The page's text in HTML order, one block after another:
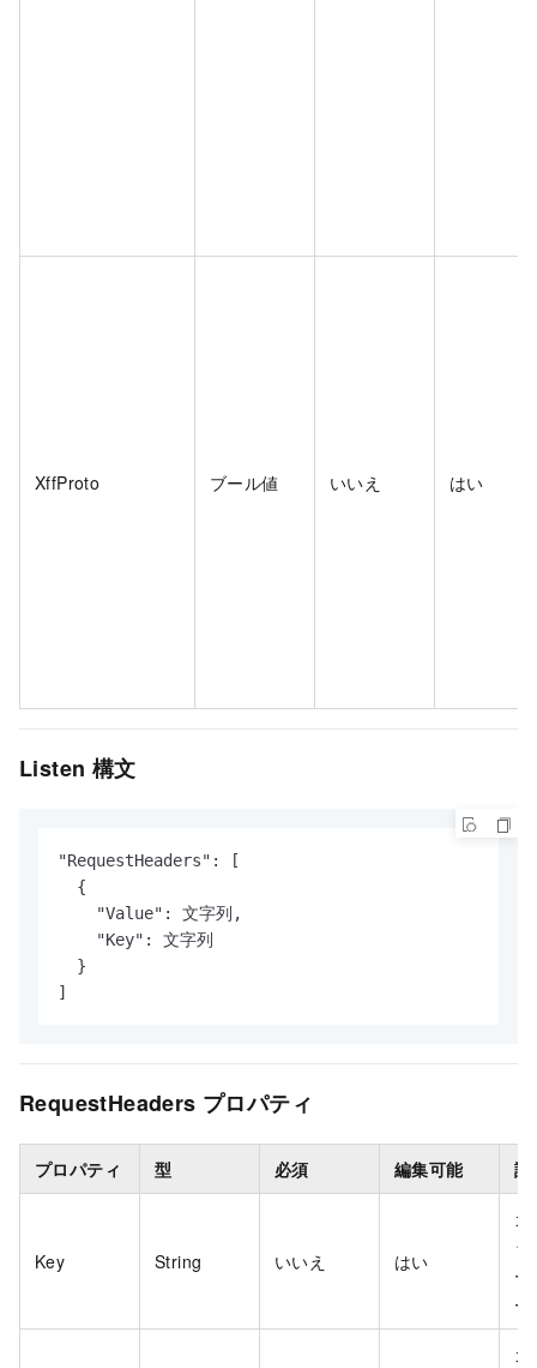
XffProto ブール値 いいえ はい
Listen 構文
"RequestHeaders": [
  {
    "Value": 文字列,
    "Key": 文字列
  }
]
RequestHeaders プロパティ
プロパティ 型 必須 編集可能 説
Key String いいえ はい
カ
ー
ー
カ